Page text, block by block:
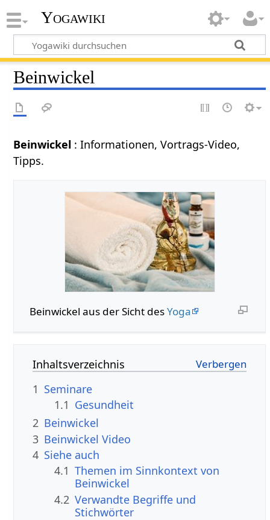
Yogawiki
Beinwickel
Beinwickel : Informationen, Vortrags-Video,
Tipps.
Beinwickel aus der Sicht desYoga
Inhaltsverzeichnis
1 Seminare
1.1 Gesundheit
2 Beinwickel
3 Beinwickel Video
4 Siehe auch
4.1 Themen im Sinnkontext von
Beinwickel
4.2 Verwandte Begriffe und
Stichwörter